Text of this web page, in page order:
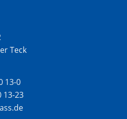
Teck
13-0
13-23